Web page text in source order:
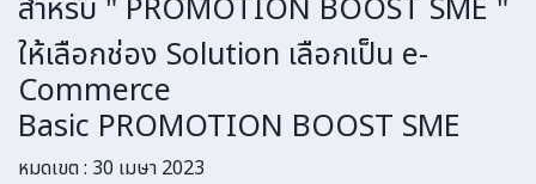
สำหรับ " PROMOTION BOOST SME "
ให้เลือกช่อง Solution เลือกเป็น e-
Commerce
Basic PROMOTION BOOST SME
หมดเขต : 30 เมษา 2023